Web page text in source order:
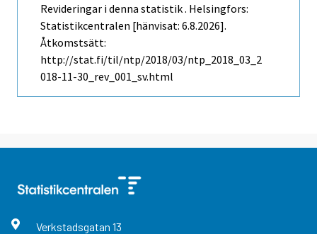
Revideringar i denna statistik . Helsingfors:
Statistikcentralen [hänvisat: 6.8.2026].
Åtkomstsätt:
http://stat.fi/til/ntp/2018/03/ntp_2018_03_2
018-11-30_rev_001_sv.html
Verkstadsgatan 13